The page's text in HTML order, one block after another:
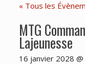
« Tous les
MTG
Lajeunesse
16 janvier 2028